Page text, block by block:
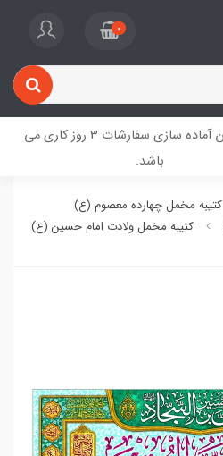
0
زمان آماده سازی سفارشات 3 روز کاری می
باشد.
کتیبه مخمل چهارده معصوم (ع)
کتیبه مخمل ولادت امام حسین (ع)